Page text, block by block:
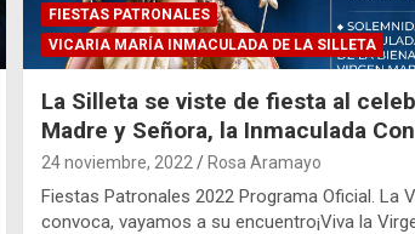
FIESTAS PATRONALES
VICARIA MARÍA INMACULADA DE LA SILLETA
La Silleta se viste de fiesta al
Madre y Señora, la Inmaculada
24 noviembre, 2022 Rosa Aramayo
Fiestas Patronales 2022 Programa Oficial. La
convoca, vayamos a su encuentro¡Viva la